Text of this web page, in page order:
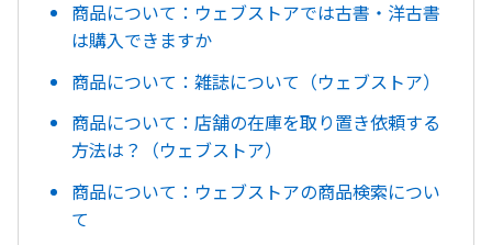
商品について：ウェブストアでは古書・洋古書
は購入できますか
商品について：雑誌について（ウェブストア）
商品について：店舗の在庫を取り置き依頼する
方法は？（ウェブストア）
商品について：ウェブストアの商品検索につい
て